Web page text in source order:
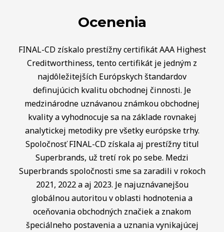
Ocenenia
FINAL-CD získalo prestížny certifikát AAA Highest
Creditworthiness, tento certifikát je jedným z
najdôležitejších Európskych štandardov
definujúcich kvalitu obchodnej činnosti. Je
medzinárodne uznávanou známkou obchodnej
kvality a vyhodnocuje sa na základe rovnakej
analytickej metodiky pre všetky európske trhy.
Spoločnosť FINAL-CD získala aj prestížny titul
Superbrands, už tretí rok po sebe. Medzi
Superbrands spoločnosti sme sa zaradili v rokoch
2021, 2022 a aj 2023. Je najuznávanejšou
globálnou autoritou v oblasti hodnotenia a
oceňovania obchodných značiek a znakom
špeciálneho postavenia a uznania vynikajúcej